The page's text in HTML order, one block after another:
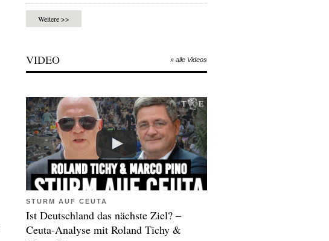
Weitere >>
VIDEO » alle Videos
STURM AUF CEUTA
Ist Deutschland das nächste Ziel? –
Ceuta-Analyse mit Roland Tichy &